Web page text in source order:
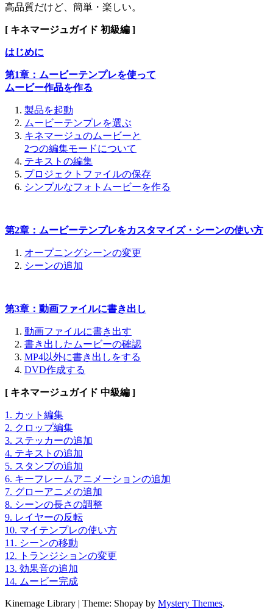
高品質だけど、簡単・楽しい。
[ キネマージュガイド 初級編 ]
はじめに
第1章：ムービーテンプレを使って
ムービー作品を作る
製品を起動
ムービーテンプレを選ぶ
キネマージュのムービーと
2つの編集モードについて
テキストの編集
プロジェクトファイルの保存
シンプルなフォトムービーを作る
第2章：ムービーテンプレをカスタマイズ・シーンの使い方
オープニングシーンの変更
シーンの追加
第3章：動画ファイルに書き出し
動画ファイルに書き出す
書き出したムービーの確認
MP4以外に書き出しをする
DVD作成する
[ キネマージュガイド 中級編 ]
1. カット編集
2. クロップ編集
3. ステッカーの追加
4. テキストの追加
5. スタンプの追加
6. キーフレームアニメーションの追加
7. グローアニメの追加
8. シーンの長さの調整
9. レイヤーの反転
10. マイテンプレの使い方
11. シーンの移動
12. トランジションの変更
13. 効果音の追加
14. ムービー完成
Kinemage Library | Theme: Shopay by Mystery Themes.